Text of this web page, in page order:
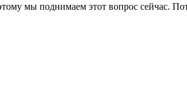
мы поднимаем этот вопрос сейчас.